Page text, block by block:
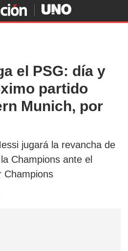
el PSG: día y
partido
Munich, por
jugará la revancha de
Champions ante el
Champions